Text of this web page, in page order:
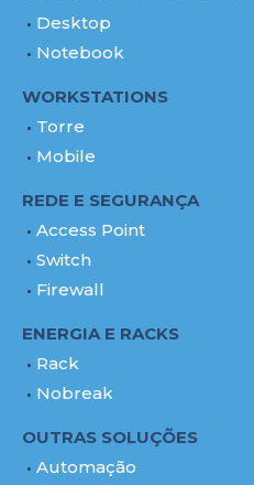
Desktop
Notebook
WORKSTATIONS
Torre
Mobile
REDE E SEGURANÇA
Access Point
Switch
Firewall
ENERGIA E RACKS
Rack
Nobreak
OUTRAS SOLUÇÕES
Automação